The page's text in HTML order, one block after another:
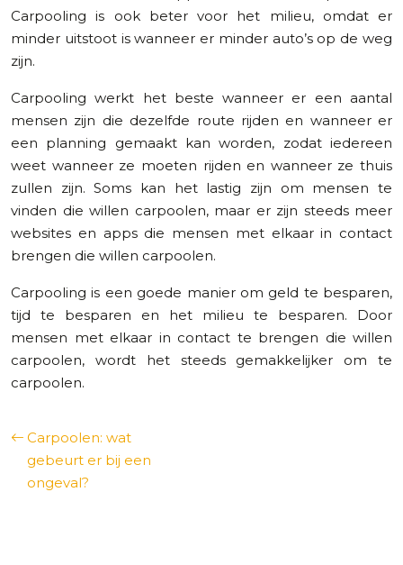
Carpooling is ook beter voor het milieu, omdat er
minder uitstoot is wanneer er minder auto’s op de weg
zijn.
Carpooling werkt het beste wanneer er een aantal
mensen zijn die dezelfde route rijden en wanneer er
een planning gemaakt kan worden, zodat iedereen
weet wanneer ze moeten rijden en wanneer ze thuis
zullen zijn. Soms kan het lastig zijn om mensen te
vinden die willen carpoolen, maar er zijn steeds meer
websites en apps die mensen met elkaar in contact
brengen die willen carpoolen.
Carpooling is een goede manier om geld te besparen,
tijd te besparen en het milieu te besparen. Door
mensen met elkaar in contact te brengen die willen
carpoolen, wordt het steeds gemakkelijker om te
carpoolen.
Carpoolen: wat
gebeurt er bij een
ongeval?